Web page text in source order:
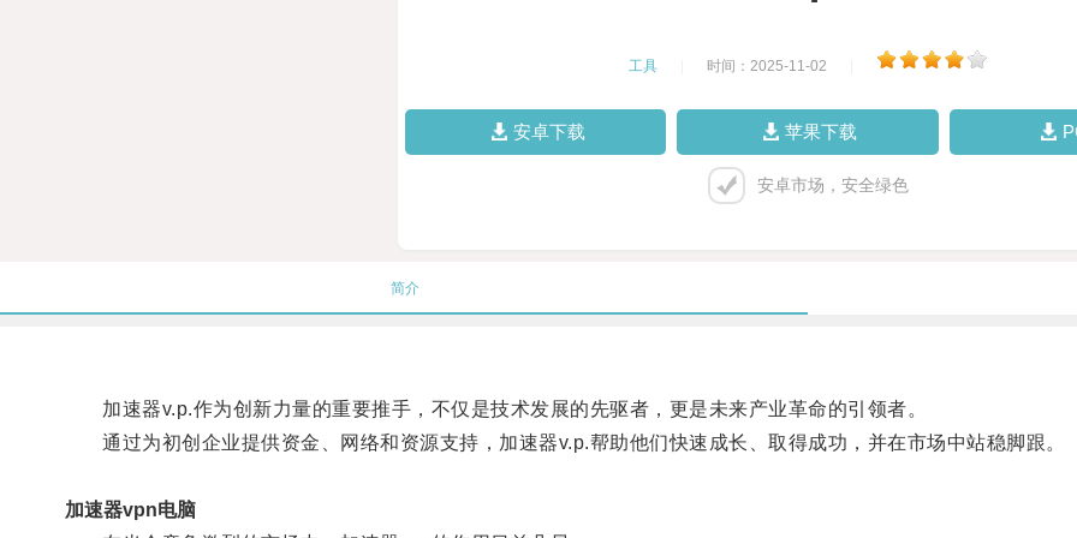
工具 时间：2025-11-02
安卓下载 苹果下载
安卓市场，安全绿色
简介
加速器v.p.作为创新力量的重要推手，不仅是技术发展的先驱者，更是未来产业革命的引领者。
通过为初创企业提供资金、网络和资源支持，加速器v.p.帮助他们快速成长、取得成功，并在市场中站稳脚跟。
加速器vpn电脑